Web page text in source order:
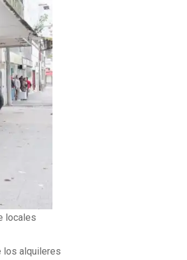
locales
los alquileres